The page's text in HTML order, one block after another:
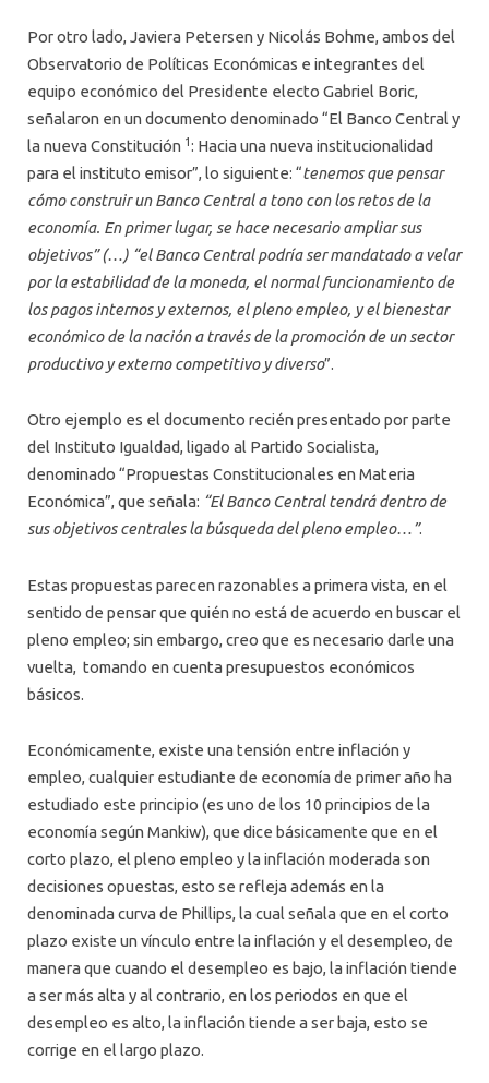
Por otro lado, Javiera Petersen y Nicolás Bohme, ambos del
Observatorio de Políticas Económicas e integrantes del
equipo económico del Presidente electo Gabriel Boric,
señalaron en un documento denominado “El Banco Central y
la nueva Constitución 1: Hacia una nueva institucionalidad
para el instituto emisor”, lo siguiente: “tenemos que pensar
cómo construir un Banco Central a tono con los retos de la
economía. En primer lugar, se hace necesario ampliar sus
objetivos” (…) “el Banco Central podría ser mandatado a velar
por la estabilidad de la moneda, el normal funcionamiento de
los pagos internos y externos, el pleno empleo, y el bienestar
económico de la nación a través de la promoción de un sector
productivo y externo competitivo y diverso”.
Otro ejemplo es el documento recién presentado por parte
del Instituto Igualdad, ligado al Partido Socialista,
denominado “Propuestas Constitucionales en Materia
Económica”, que señala: “El Banco Central tendrá dentro de
sus objetivos centrales la búsqueda del pleno empleo…”.
Estas propuestas parecen razonables a primera vista, en el
sentido de pensar que quién no está de acuerdo en buscar el
pleno empleo; sin embargo, creo que es necesario darle una
vuelta, tomando en cuenta presupuestos económicos
básicos.
Económicamente, existe una tensión entre inflación y
empleo, cualquier estudiante de economía de primer año ha
estudiado este principio (es uno de los 10 principios de la
economía según Mankiw), que dice básicamente que en el
corto plazo, el pleno empleo y la inflación moderada son
decisiones opuestas, esto se refleja además en la
denominada curva de Phillips, la cual señala que en el corto
plazo existe un vínculo entre la inflación y el desempleo, de
manera que cuando el desempleo es bajo, la inflación tiende
a ser más alta y al contrario, en los periodos en que el
desempleo es alto, la inflación tiende a ser baja, esto se
corrige en el largo plazo.